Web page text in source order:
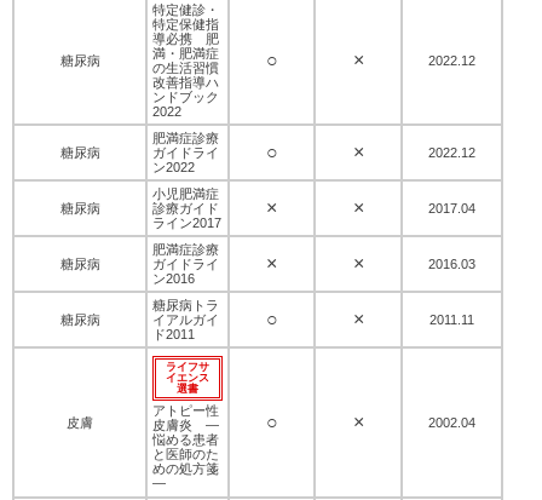
糖尿病
特定健診・
特定保健指
導必携 肥
満・肥満症
の生活習慣
改善指導ハ
ンドブック
2022
○ × 2022.12
糖尿病
肥満症診療
ガイドライ
ン2022
○ × 2022.12
糖尿病
小児肥満症
診療ガイド
ライン2017
× × 2017.04
糖尿病
肥満症診療
ガイドライ
ン2016
× × 2016.03
糖尿病
糖尿病トラ
イアルガイ
ド2011
○ × 2011.11
皮膚
ライフサ
イエンス
選書
アトピー性
皮膚炎 ―
悩める患者
と医師のた
めの処方箋
―
○ × 2002.04